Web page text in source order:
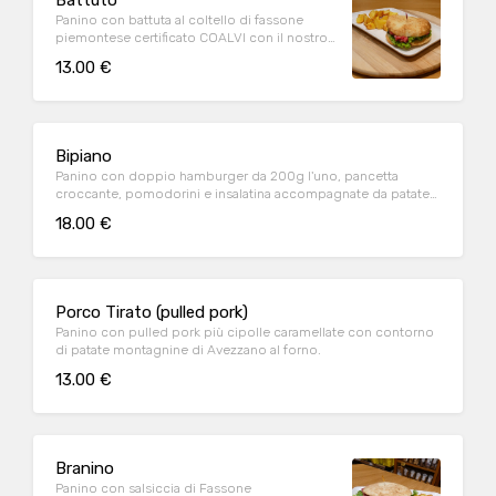
Panino con battuta al coltello di fassone
piemontese certificato COALVI con il nostro
Avezzano al forno .
13.00 €
Bipiano
Panino con doppio hamburger da 200g l'uno, pancetta
croccante, pomodorini e insalatina accompagnate da patate
18.00 €
Porco Tirato (pulled pork)
Panino con pulled pork più cipolle caramellate con contorno
di patate montagnine di Avezzano al forno.
13.00 €
Branino
Panino con salsiccia di Fassone